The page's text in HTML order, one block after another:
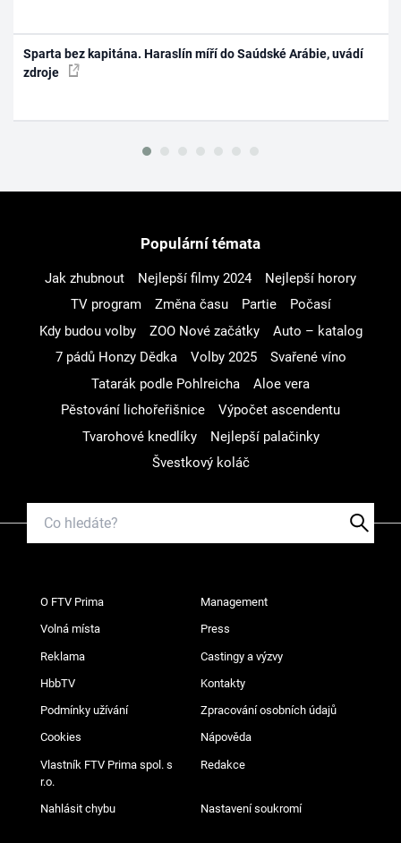
Sparta bez kapitána. Haraslín míří do Saúdské Arábie, uvádí
zdroje
Populární témata
Jak zhubnout Nejlepší filmy 2024
Nejlepší horory
TV program
Změna času Partie
Počasí
Kdy budou volby
ZOO Nové začátky
Auto – katalog
7 pádů Honzy Dědka
Volby 2025
Svařené víno
Tatarák podle Pohlreicha
Aloe vera
Pěstování lichořeřišnice
Výpočet ascendentu
Tvarohové knedlíky
Nejlepší palačinky
Švestkový koláč
O FTV Prima Management
Volná místa Press
Reklama Castingy a výzvy
HbbTV Kontakty
Podmínky užívání Zpracování osobních údajů
Cookies Nápověda
Vlastník FTV Prima spol. s
r.o.
Redakce
Nahlásit chybu Nastavení soukromí